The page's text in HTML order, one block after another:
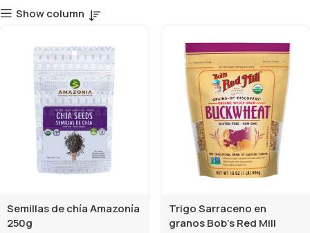
Show column
Semillas de chía Amazonía
250g
Trigo Sarraceno en
granos Bob’s Red Mill